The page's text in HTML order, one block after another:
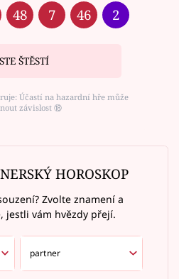
48 7 46 2
ŠTĚSTÍ
Účastí na hazardní hře může
závislost ⑱
HOROSKOP
Zvolte znamení a
jestli vám hvězdy přejí.